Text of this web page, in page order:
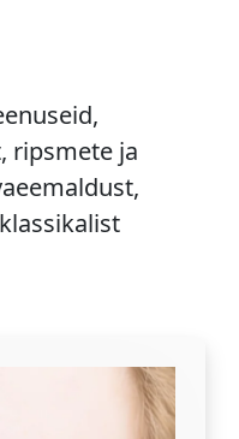
ripsmete ja